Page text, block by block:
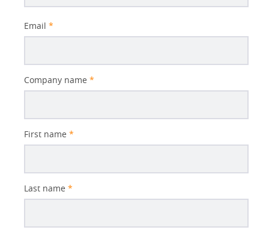
Email *
Company name *
First name *
Last name *